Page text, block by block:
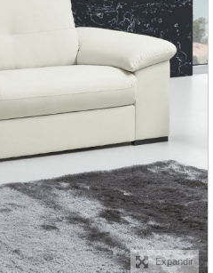
Expandir